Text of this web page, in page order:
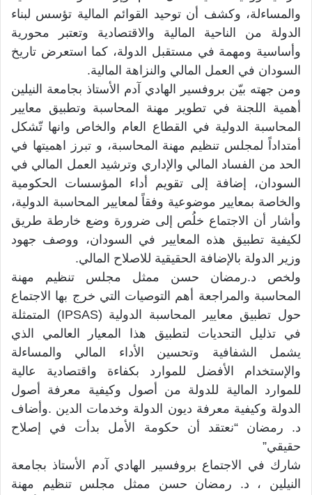
والمساءلة، وكشف أن توحيد القوائم المالية تؤسس لبناء
الدولة من الناحية المالية والاقتصادية وتعتبر محورية
وأساسية ومهمة في مستقبل الدولة، كما استعرض تاريخ
السودان في العمل المالي والنزاهة المالية.
ومن جهته بيّن بروفسير الهادي آدم الأستاذ بجامعة النيلين
أهمية اللجنة في تطوير مهنة المحاسبة وتطبيق معايير
المحاسبة الدولية في القطاع العام والخاص وانها تّشكل
أمتداداً لمجلس تنظيم مهنة المحاسبة، و تبرز اهميتها في
الحد من الفساد المالي والإداري وترشيد العمل المالي في
السودان، إضافة إلى تقويم أداء المؤسسات الحكومية
والخاصة بمعايير موضوعية وفقاً لمعايير المحاسبة الدولية،
وأشار أن الاجتماع خلُص إلى ضرورة وضع خارطة طريق
لكيفية تطبيق هذه المعايير في السودان، ووصف جهود
وزير الدولة بالإضافة الحقيقية للاصلاح المالي.
ولخص د.رمضان حسن ممثل مجلس تنظيم مهنة
المحاسبة والمراجعة أهم التوصيات التي خرج بها الاجتماع
حول تطبيق معايير المحاسبة الدولية (IPSAS) المتمثلة
في تذليل التحديات لتطبيق هذا المعيار العالمي الذي
يشمل الشفافية وتحسين الأداء المالي والمساءلة
والإستخدام الأفضل للموارد بكفاءة واقتصادية عالية
للموارد المالية للدولة من أصول وكيفية معرفة أصول
الدولة وكيفية معرفة ديون الدولة وخدمات الدين .وأضاف
د. رمضان “نعتقد أن حكومة الأمل بدأت في إصلاح
حقيقي”
شارك في الاجتماع بروفسير الهادي آدم الأستاذ بجامعة
النيلين ، د. رمضان حسن ممثل مجلس تنظيم مهنة